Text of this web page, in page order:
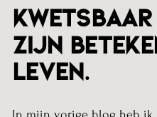
zijn
leven.
In mijn vorige blogheb ik